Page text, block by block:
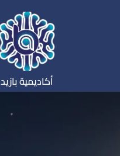
أكاديمية بازيد